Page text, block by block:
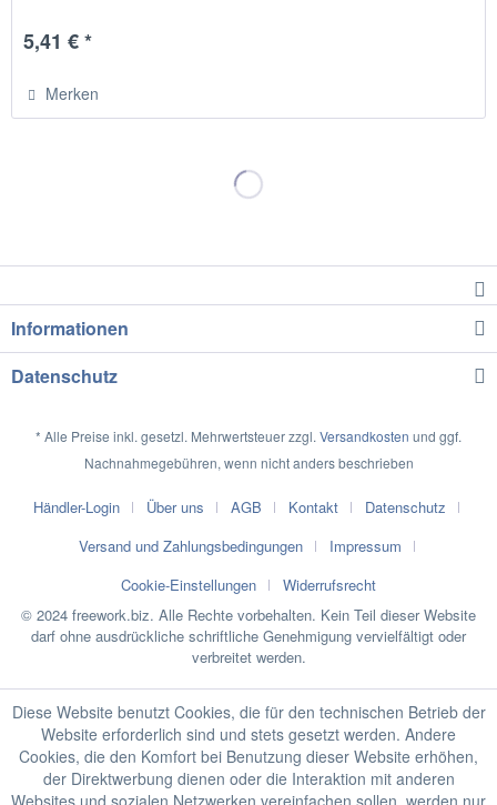
5,41 € *
Merken
Informationen
Datenschutz
* Alle Preise inkl. gesetzl. Mehrwertsteuer zzgl. Versandkosten und ggf.
Nachnahmegebühren, wenn nicht anders beschrieben
Händler-Login Über uns AGB Kontakt
Datenschutz
Versand und Zahlungsbedingungen
Impressum
Cookie-Einstellungen
Widerrufsrecht
© 2024 freework.biz. Alle Rechte vorbehalten. Kein Teil dieser Website
darf ohne ausdrückliche schriftliche Genehmigung vervielfältigt oder
verbreitet werden.
Diese Website benutzt Cookies, die für den technischen Betrieb der
Website erforderlich sind und stets gesetzt werden. Andere
Cookies, die den Komfort bei Benutzung dieser Website erhöhen,
der Direktwerbung dienen oder die Interaktion mit anderen
Websites und sozialen Netzwerken vereinfachen sollen, werden nur